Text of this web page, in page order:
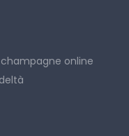
online